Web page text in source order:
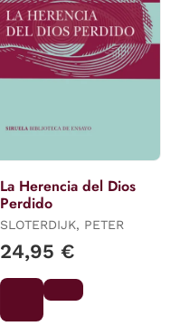
La Herencia del Dios
Perdido
SLOTERDIJK, PETER
24,95 €